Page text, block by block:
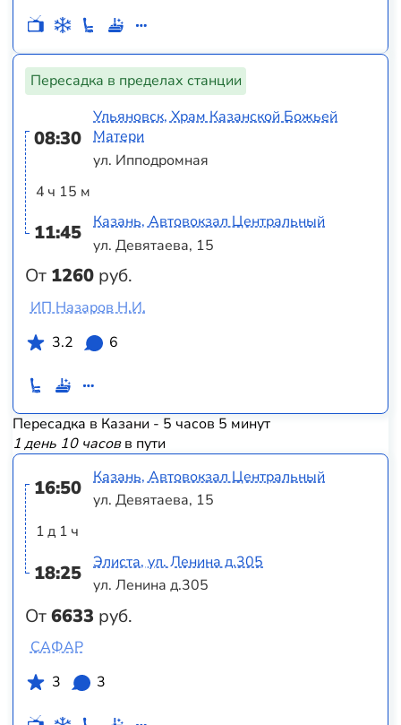
Пересадка в пределах станции
08:30
4 ч 15 м
11:45
От 1260 руб.
Ульяновск, Храм Казанской Божьей
Матери
ул. Ипподромная
Казань, Автовокзал Центральный
ул. Девятаева, 15
ИП Назаров Н.И.
3.2
6
Пересадка в Казани - 5 часов 5 минут
1 день 10 часовв пути
16:50
1 д 1 ч
18:25
От6633 руб.
Казань, Автовокзал Центральный
ул. Девятаева, 15
Элиста, ул. Ленина д.305
ул. Ленина д.305
САФАР
3
3